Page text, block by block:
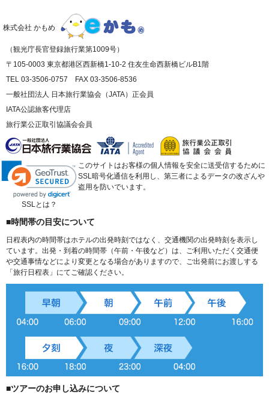
株式会社 かもめ
（観光庁長官登録旅行業第1009号）
〒105-0003 東京都港区西新橋1-10-2 住友生命西新橋ビルB1階
TEL 03-3506-0757 FAX 03-3506-8536
一般社団法人 日本旅行業協会（JATA）正会員
IATA公認旅客代理店
旅行業公正取引協議会会員
SSLとは？
このサイトはお客様の個人情報を安全に送受信するために
SSL暗号化通信を利用し、第三者によるデータの改ざんや
盗用を防いでいます。
■時間帯の目安について
日程表内の時間帯はホテルの出発時刻ではなく、交通機関の出発時刻を表示し
ています。出発・到着の時間帯（午前・午後など）は、ご利用いただく交通便
や交通事情などにより変更となる場合がありますので、ご出発前にお渡しする
「旅行日程表」にてご確認ください。
■ツアーのお申し込みについて